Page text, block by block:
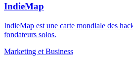
IndieMap
IndieMap est une carte mondiale des
fondateurs solos.
Marketing et Business